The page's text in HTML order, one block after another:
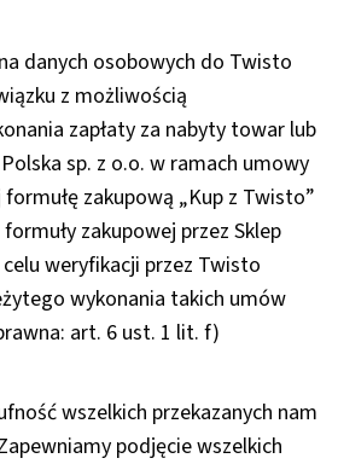
danych osobowych do Twisto
z możliwością
zapłaty za nabyty towar lub
sp. z o.o. w ramach umowy
zakupową „Kup z Twisto”
zakupowej przez Sklep
weryfikacji przez Twisto
wykonania takich umów
art. 6 ust. 1 lit. f)
wszelkich przekazanych nam
podjęcie wszelkich